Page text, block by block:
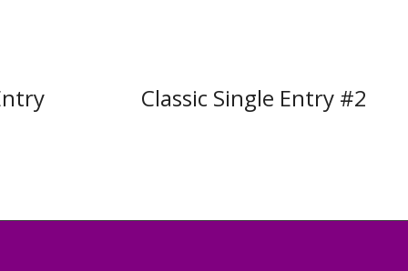
Classic Single Entry #2